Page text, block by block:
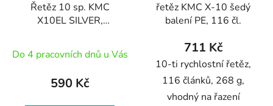
Řetěz 10 sp. KMC
X10EL SILVER,
118čl.
Do 4 pracovních dnů u Vás
590 Kč
řetěz KMC X-10 šedý
balení PE, 116 čl.
711 Kč
10-ti rychlostní řetěz,
116 článků, 268 g,
vhodný na řazení